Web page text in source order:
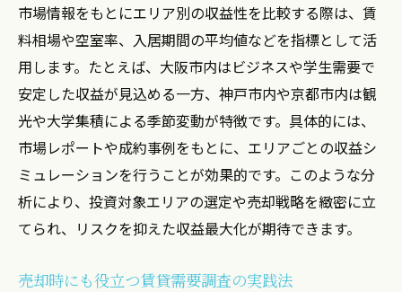
市場情報をもとにエリア別の収益性を比較する際は、賃
料相場や空室率、入居期間の平均値などを指標として活
用します。たとえば、大阪市内はビジネスや学生需要で
安定した収益が見込める一方、神戸市内や京都市内は観
光や大学集積による季節変動が特徴です。具体的には、
市場レポートや成約事例をもとに、エリアごとの収益シ
ミュレーションを行うことが効果的です。このような分
析により、投資対象エリアの選定や売却戦略を緻密に立
てられ、リスクを抑えた収益最大化が期待できます。
売却時にも役立つ賃貸需要調査の実践法